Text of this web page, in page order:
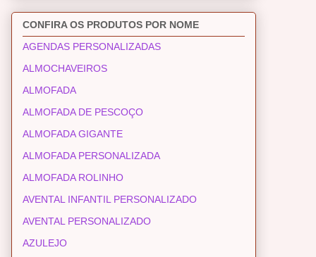
CONFIRA OS PRODUTOS POR NOME
AGENDAS PERSONALIZADAS
ALMOCHAVEIROS
ALMOFADA
ALMOFADA DE PESCOÇO
ALMOFADA GIGANTE
ALMOFADA PERSONALIZADA
ALMOFADA ROLINHO
AVENTAL INFANTIL PERSONALIZADO
AVENTAL PERSONALIZADO
AZULEJO